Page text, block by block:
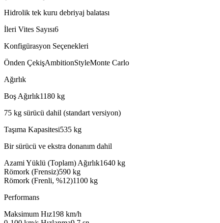
Hidrolik tek kuru debriyaj balatası
İleri Vites Sayısı6
Konfigürasyon Seçenekleri
Önden ÇekişAmbitionStyleMonte Carlo
Ağırlık
Boş Ağırlık1180 kg
75 kg sürücü dahil (standart versiyon)
Taşıma Kapasitesi535 kg
Bir sürücü ve ekstra donanım dahil
Azami Yüklü (Toplam) Ağırlık1640 kg
Römork (Frensiz)590 kg
Römork (Frenli, %12)1100 kg
Performans
Maksimum Hız198 km/h